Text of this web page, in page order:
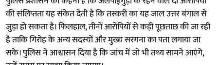
की संलिप्तता यह संकेत देती है कि तस्करी का यह जाल उत्तर बंगाल से
जुड़ा हो सकता है। फिलहाल, तीनों आरोपियों से कड़ी पूछताछ की जा रही
है ताकि गिरोह के अन्य सदस्यों और मुख्य सरगना का पता लगाया जा
सके। पुलिस ने आश्वासन दिया है कि जांच में जो भी तथ्य सामने आएंगे,